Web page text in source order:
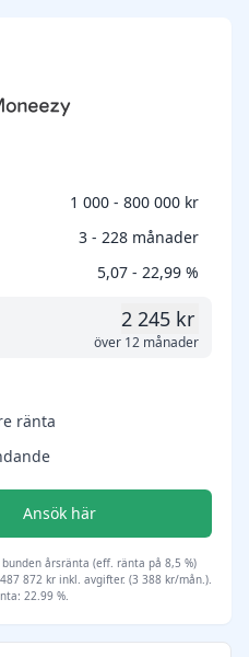
1 000 - 800 000 kr
3 - 228 månader
5,07 - 22,99 %
2 245 kr
över 12 månader
ränta
Ansök här
årsränta (eff. ränta på 8,5 %)
872 kr inkl. avgifter. (3 388 kr/mån.).
22.99 %.